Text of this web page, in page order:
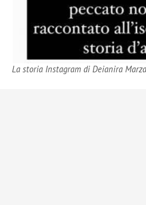
La storia Instagram di Deianira